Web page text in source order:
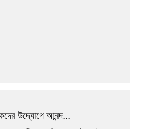
উদ্যোগে আনন্দ...